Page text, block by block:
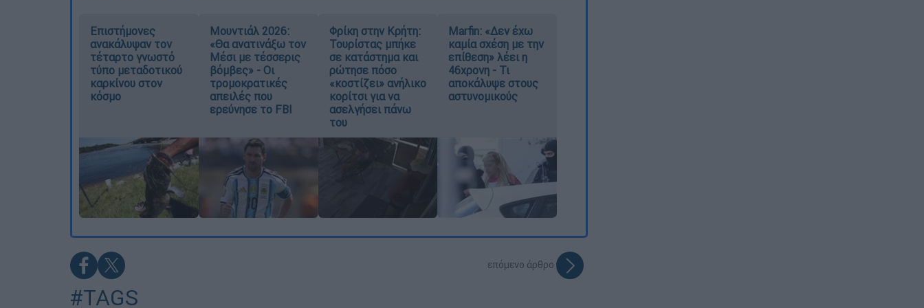
Επιστήμονες
ανακάλυψαν τον
τέταρτο γνωστό
τύπο μεταδοτικού
καρκίνου στον
κόσμο
Μουντιάλ 2026:
«Θα ανατινάξω τον
Μέσι με τέσσερις
βόμβες» - Οι
τρομοκρατικές
απειλές που
ερεύνησε το FBI
Φρίκη στην Κρήτη:
Τουρίστας μπήκε
σε κατάστημα και
ρώτησε πόσο
«κοστίζει» ανήλικο
κορίτσι για να
ασελγήσει πάνω
του
Marfin: «Δεν έχω
καμία σχέση με την
επίθεση» λέει η
46χρονη - Τι
αποκάλυψε στους
αστυνομικούς
επόμενο άρθρο
#TAGS